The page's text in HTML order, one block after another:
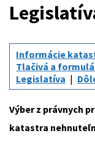
Informácie
Tlačivá a
Legislatíva
Výber z právnych
katastra